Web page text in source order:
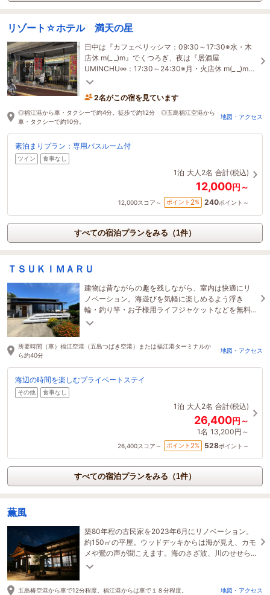
リゾート☆ホテル 満天の星
日中は『カフェベリッシマ：09:30～17:30※水・木
店休 m(_ _)m』でくつろぎ、夜は『居酒屋
UMINCHU∞：17:30～24:30※月・火店休 m(_ _)m』
へ。移動の手間なく時間を気にせず過ごせる『ホテ
2名がこの宿を見ています
◎福江港から車・タクシーで約4分。徒歩で約12分 ◎五島福江空港から
車・タクシーで約10分。
地図・アクセス
素泊まりプラン：専用バスルーム付
ツイン 食事なし
1泊 大人2名 合計(税込)
12,000円～
12,000スコア～ ポイント 2% 240ポイント～
すべての宿泊プランをみる（1件）
ＴＳＵＫＩＭＡＲＵ
建物は昔ながらの趣を残しながら、室内は快適にリ
ノベーション。海遊びを気軽に楽しめるよう浮き
輪・釣り竿・お子様用ライフジャケットなどを無料
でご利用いただけます。島時間をのんびりお過ごし
所要時間（車）福江空港（五島つばき空港）または福江港ターミナルか
ら約40分
地図・アクセス
海辺の時間を楽しむプライベートステイ
その他 食事なし
1泊 大人2名 合計(税込)
26,400円～
1名 13,200円～
26,400スコア～ ポイント 2% 528ポイント～
すべての宿泊プランをみる（1件）
薫風
築80年程の古民家を2023年6月にリノベーション。
約150㎡の平屋。ウッドデッキからは海が見え、カモ
メや鶯の声が聞こえます。海のさざ波、川のせせら
ぎ、雲がないときには満天の星も満喫できます。
五島椿空港から車で12分程度。福江港からは車で１８分程度。 地図・アクセス